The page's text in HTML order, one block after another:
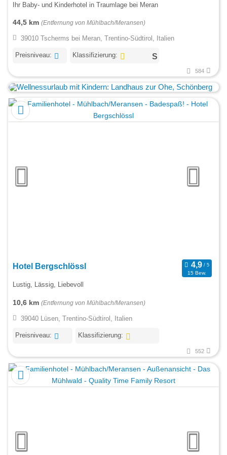
Ihr Baby- und Kinderhotel in Traumlage bei Meran
44,5 km (Entfernung von Mühlbach/Meransen)
39010 Tscherms bei Meran, Trentino-Südtirol, Italien
Preisniveau: Klassifizierung:
584
Hotel Bergschlössl
15 Bew.
Lustig, Lässig, Liebevoll
10,6 km (Entfernung von Mühlbach/Meransen)
39040 Lüsen, Trentino-Südtirol, Italien
Preisniveau: Klassifizierung:
552